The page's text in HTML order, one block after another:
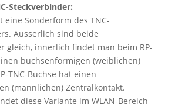
Steckverbinder:
eine Sonderform des TNC-
Äusserlich sind beide
gleich, innerlich findet man beim RP-
buchsenförmigen (weiblichen)
TNC-Buchse hat einen
(männlichen) Zentralkontakt.
diese Variante im WLAN-Bereich